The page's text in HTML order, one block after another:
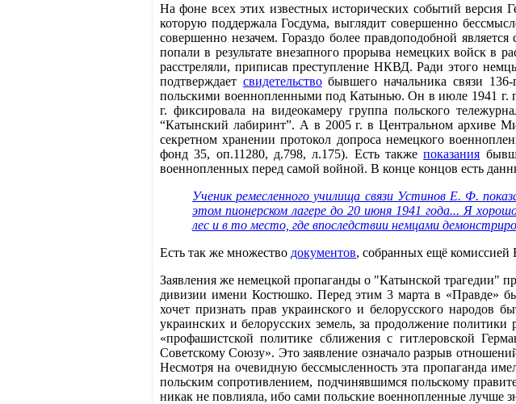
На фоне всех этих известных исторических событий версия
которую поддержала Госдума, выглядит совершенно
совершенно незачем. Гораздо более правдоподобной
попали в результате внезапного прорыва немецких войск в
расстреляли, приписав преступление НКВД. Ради этого
подтверждает свидетельствобывшего начальника связи
польскими военнопленными под Катынью. Он в июле 1941 г.
г. фиксировала на видеокамеру группа польского
“Катынский лабиринт”. А в 2005 г. в Центральном архиве
секретном хранении протокол допроса немецкого
фонд 35, оп.11280, д.798, л.175). Есть такжепоказания
военнопленных перед самой войной. В конце концов есть
Ученик ремесленного училища связи Устинов Е. Ф.
этом пионерском лагере до 20 июня 1941 года... Я
лес и в то место, где впоследствии немцами
Есть так же множество документов, собранных ещё комиссией
Заявления же немецкой пропаганды о "Катынской трагедии"
дивизии имени Костюшко. Перед этим 3 марта в «Правде»
хочет признать прав украинского и белорусского народов
украинских и белорусских земель, за продолжение
«профашистской политике сближения с гитлеровской
Советскому Союзу». Это заявление означало разрыв
Несмотря на очевидную бессмысленность эта пропаганда
польским сопротивлением, подчинявшимся польскому
никак не повлияла, ибо сами польские военнопленные лучше